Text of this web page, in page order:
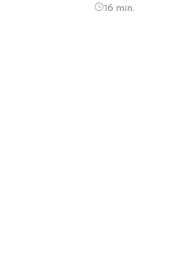
16 min.